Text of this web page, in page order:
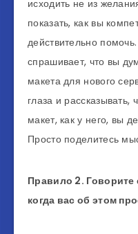
исходить не из
показать, как вы
действительно
спрашивает, что вы
макета для нового
глаза и рассказывать,
макет, как у него, вы
Просто поделитесь
Правило 2. Говорите
когда вас об этом